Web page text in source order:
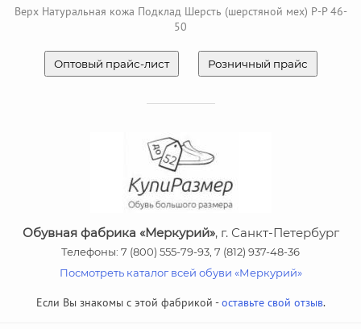
Верх Натуральная кожа Подклад Шерсть (шерстяной мех) Р-Р 46-
50
Оптовый прайс-лист Розничный прайс
Обувная фабрика «Меркурий», г. Санкт-Петербург
Телефоны: 7 (800) 555-79-93, 7 (812) 937-48-36
Посмотреть каталог всей обуви «Меркурий»
Если Вы знакомы с этой фабрикой -оставьте свой отзыв.